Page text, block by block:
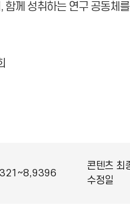
함께 성취하는 연구 공동체
콘텐츠 최
수정일